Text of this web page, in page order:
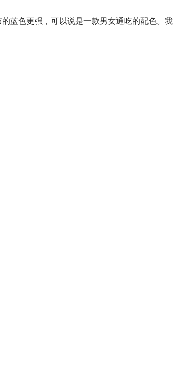
蓝色更强，可以说是一款男女通吃的配色。我